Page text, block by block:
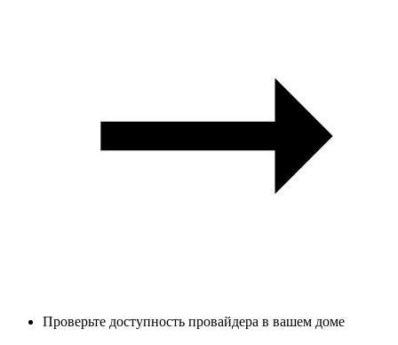
Проверьте доступность провайдера в вашем доме